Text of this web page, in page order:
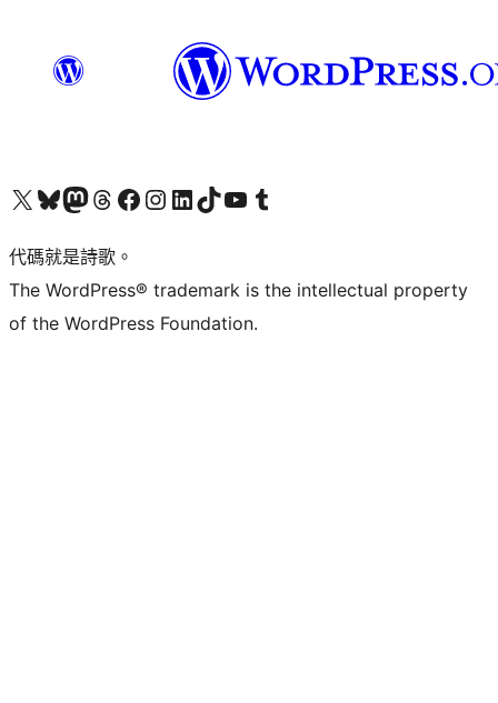
Visit our X (formerly Twitter) account
Visit our Bluesky account
Visit our Mastodon account
Visit our Threads account
訪問我們的 Facebook 專頁Visit our Instagram account
Visit our LinkedIn account
Visit our TikTok account
Visit our YouTube channel
Visit our Tumblr account
代碼就是詩歌。
The WordPress® trademark is the intellectual property
of the WordPress Foundation.